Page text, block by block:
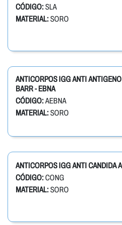
CÓDIGO:SLA
MATERIAL:SORO
ANTICORPOS IGG ANTI
BARR - EBNA
CÓDIGO:AEBNA
MATERIAL:SORO
ANTICORPOS IGG ANTI CANDIDA
CÓDIGO:CONG
MATERIAL:SORO